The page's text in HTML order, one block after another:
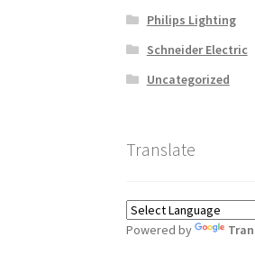
Philips Lighting
Schneider Electric
Uncategorized
Translate
Powered by